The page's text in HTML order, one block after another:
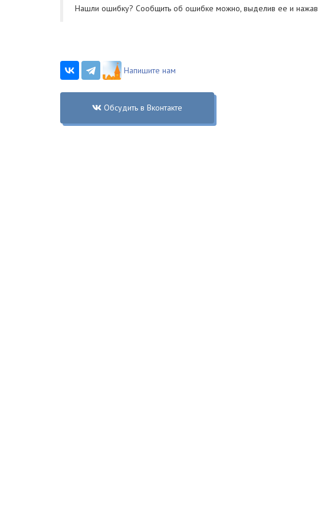
Нашли ошибку? Cообщить об ошибке можно, выделив ее и нажав
Напишите нам
Обсудить в Вконтакте